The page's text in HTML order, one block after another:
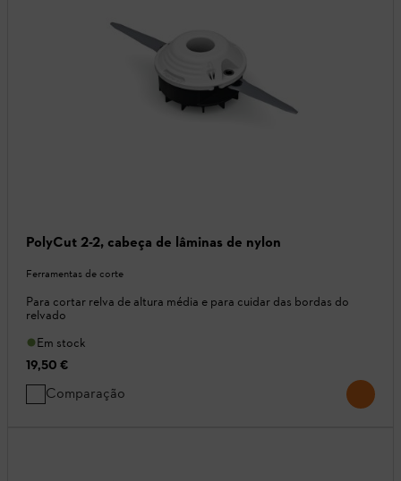
PolyCut 2-2, cabeça de lâminas de nylon
Ferramentas de corte
Para cortar relva de altura média e para cuidar das bordas do
relvado
Em stock
19,50 €
Comparação